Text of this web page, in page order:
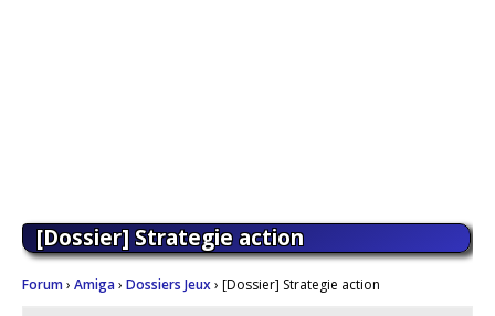
[Dossier] Strategie action
Forum› Amiga› Dossiers Jeux› [Dossier] Strategie action